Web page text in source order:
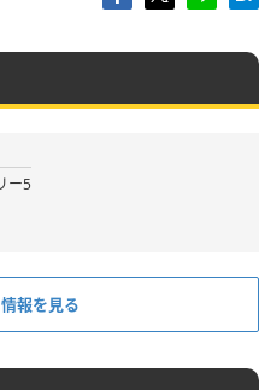
ー5
報を見る